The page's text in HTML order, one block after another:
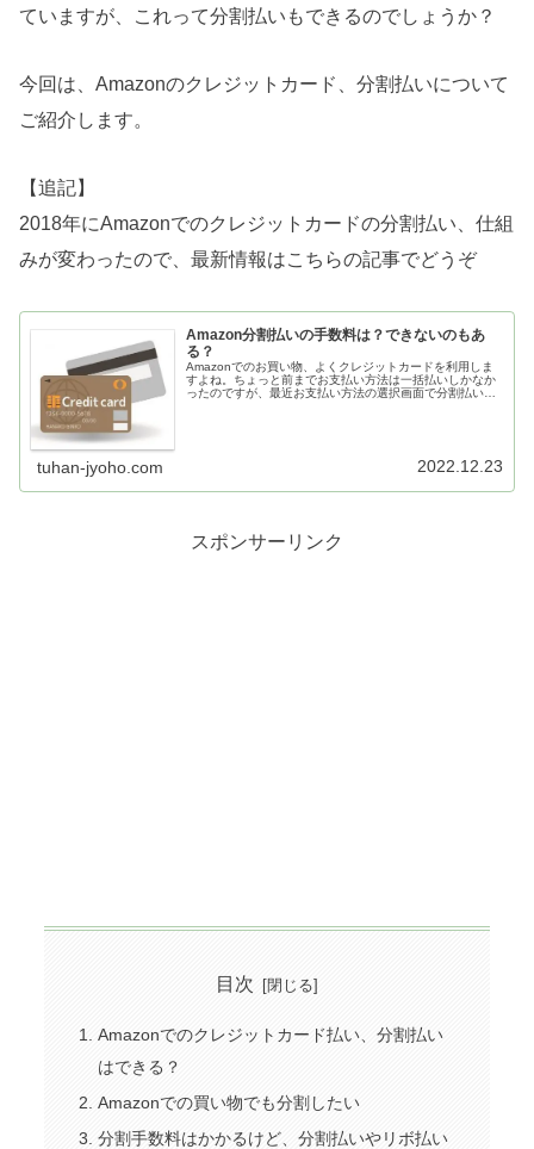
ていますが、これって分割払いもできるのでしょうか？
今回は、Amazonのクレジットカード、分割払いについて
ご紹介します。
【追記】
2018年にAmazonでのクレジットカードの分割払い、仕組
みが変わったので、最新情報はこちらの記事でどうぞ
Amazon分割払いの手数料は？できないのもあ
る？
Amazonでのお買い物、よくクレジットカードを利用しま
すよね。ちょっと前までお支払い方法は一括払いしかなか
ったのですが、最近お支払い方法の選択画面で分割払いや
tuhan-jyoho.com 2022.12.23
スポンサーリンク
目次
Amazonでのクレジットカード払い、分割払い
はできる？
Amazonでの買い物でも分割したい
分割手数料はかかるけど、分割払いやリボ払い